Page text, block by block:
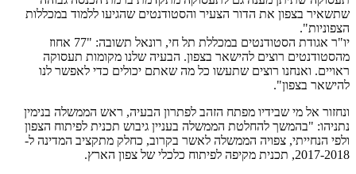
שתשאיר בצפון את הדור הצעיר והסטודנטים שהגיעו ללמוד במכללות
הצפוניות".
יו"ר אגודת הסטודנטים במכללת תל חי, רונאל תשובה: "77 אחוז
מהסטודנטים רוצים להישאר בצפון. הבעיה שלנו מקומות תעסוקה
ראויים. ואנחנו רוצים שתעשו כל מה שאתם יכולים כדי לאפשר לנו
להישאר בצפון".
ונחזור אל מי שבידיו מפתח הזהב לפתרון הבעיה, ראש הממשלה בנימין
נתניהו: "בהמשך להחלטת הממשלה בעניין גיבוש תכנית לפיתוח הצפון
ולפי הנחייתי, צפויה הממשלה לאשר בקרוב, כחלק מתקציב המדינה ל-
2017-2018, תכנית מקיפה לפיתוח כלכלי של צפון הארץ.